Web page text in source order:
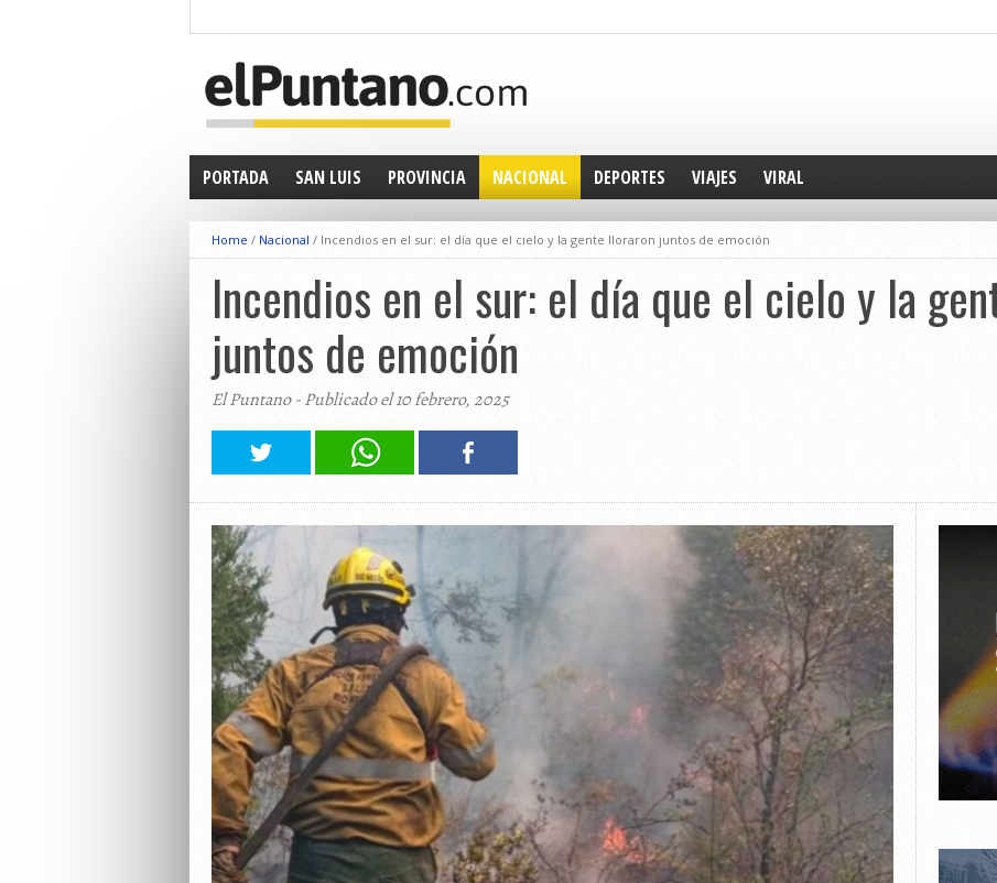
PORTADA SAN LUIS PROVINCIA NACIONAL DEPORTES VIAJES VIRAL
Home / Nacional / Incendios en el sur: el día que el cielo y la gente lloraron juntos de emoción
Incendios en el sur: el día que el cielo y la
juntos de emoción
El Puntano - Publicado el 10 febrero, 2025